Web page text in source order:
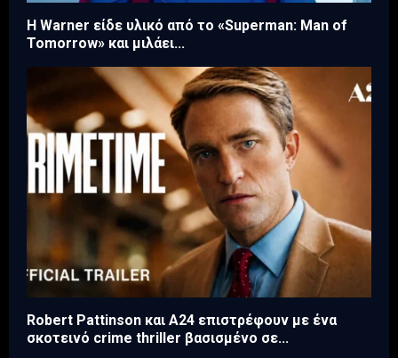
Η Warner είδε υλικό από το «Superman: Man of
Tomorrow» και μιλάει...
Robert Pattinson και A24 επιστρέφουν με ένα
σκοτεινό crime thriller βασισμένο σε...